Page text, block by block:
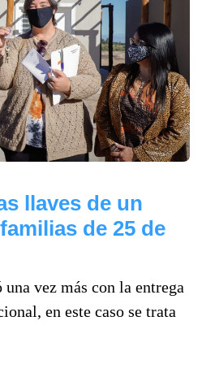
llaves de un
de 25 de
vez más con la entrega
en este caso se trata